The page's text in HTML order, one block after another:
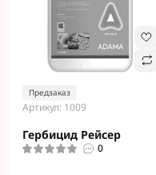
Предзаказ
Артикул: 1009
Гербицид Рейсер
0